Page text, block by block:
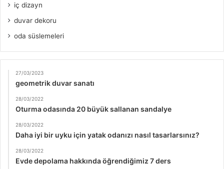
iç dizayn
duvar dekoru
oda süslemeleri
27/03/2023
geometrik duvar sanatı
28/03/2022
Oturma odasında 20 büyük sallanan sandalye
28/03/2022
Daha iyi bir uyku için yatak odanızı nasıl tasarlarsınız?
28/03/2022
Evde depolama hakkında öğrendiğimiz 7 ders